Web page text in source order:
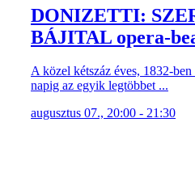
DONIZETTI:
BÁJITAL opera-
A közel kétszáz éves, 1832-
napig az egyik legtöbbet ...
augusztus 07., 20:00 - 21:30